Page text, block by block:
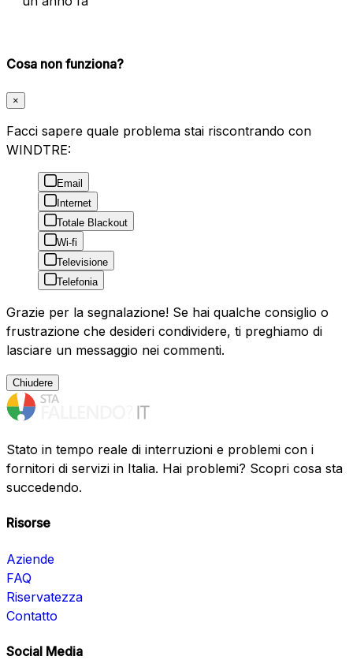
Cosa non funziona?
×
Facci sapere quale problema stai riscontrando con
WINDTRE:
Email
Internet
Totale Blackout
Wi-fi
Televisione
Telefonia
Grazie per la segnalazione! Se hai qualche consiglio o
frustrazione che desideri condividere, ti preghiamo di
lasciare un messaggio nei commenti.
Chiudere
Stato in tempo reale di interruzioni e problemi con i
fornitori di servizi in Italia. Hai problemi? Scopri cosa sta
succedendo.
Risorse
Aziende
FAQ
Riservatezza
Contatto
Social Media